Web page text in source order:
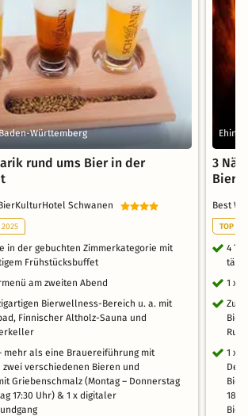
Württemberg
rund ums Bier in der
Schwanen
2025
in der gebuchten Zimmerkategorie mit
Frühstücksbuffet
am zweiten Abend
Bierwellness-Bereich u. a. mit
Finnischer Altholz-Sauna und
mehr als eine Brauereiführung mit
zwei verschiedenen Bieren und
Griebenschmalz (Montag – Donnerstag
17:30 Uhr) & 1 x digitaler
3
Best
TOP
4
1 x
1 x